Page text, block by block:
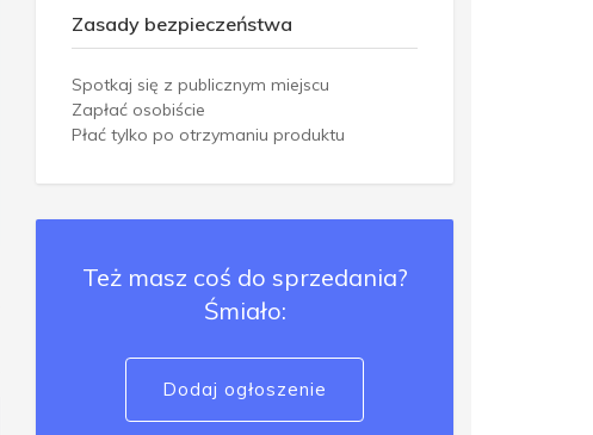
Zasady bezpieczeństwa
Spotkaj się z publicznym miejscu
Zapłać osobiście
Płać tylko po otrzymaniu produktu
Też masz coś do sprzedania?
Śmiało:
Dodaj ogłoszenie